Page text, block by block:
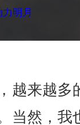
力明月
越来越多
当然，我